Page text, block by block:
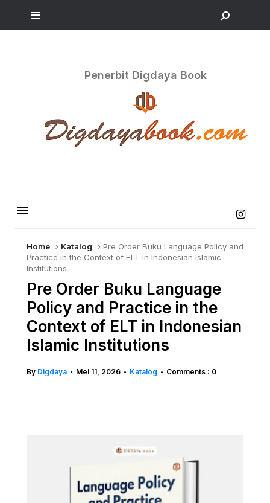
Penerbit Digdaya Book
Home Katalog
Pre Order Buku Language Policy and
Practice in the Context of ELT in Indonesian Islamic
Institutions
Pre Order Buku Language
Policy and Practice in the
Context of ELT in Indonesian
Islamic Institutions
By Digdaya • Mei 11, 2026 • Katalog • Comments : 0